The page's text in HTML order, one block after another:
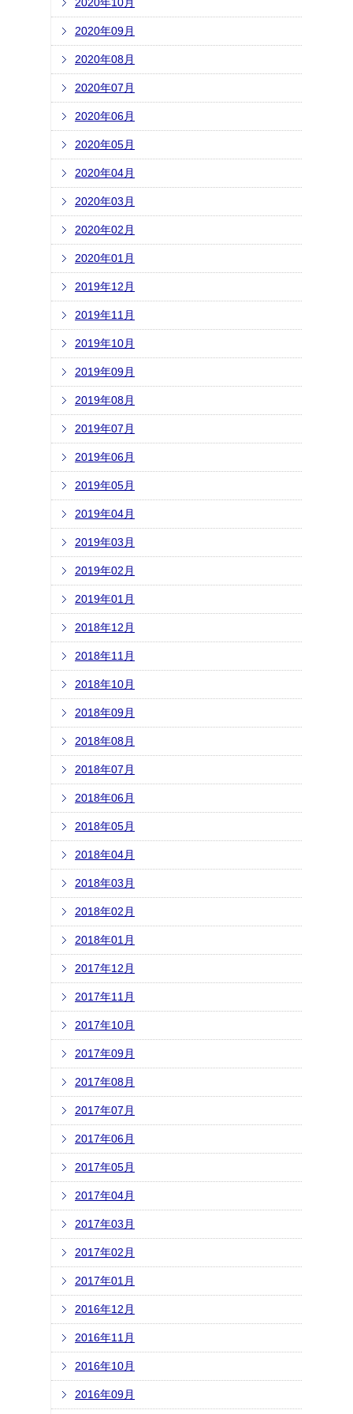
2020年09月
2020年08月
2020年07月
2020年06月
2020年05月
2020年04月
2020年03月
2020年02月
2020年01月
2019年12月
2019年11月
2019年10月
2019年09月
2019年08月
2019年07月
2019年06月
2019年05月
2019年04月
2019年03月
2019年02月
2019年01月
2018年12月
2018年11月
2018年10月
2018年09月
2018年08月
2018年07月
2018年06月
2018年05月
2018年04月
2018年03月
2018年02月
2018年01月
2017年12月
2017年11月
2017年10月
2017年09月
2017年08月
2017年07月
2017年06月
2017年05月
2017年04月
2017年03月
2017年02月
2017年01月
2016年12月
2016年11月
2016年10月
2016年09月